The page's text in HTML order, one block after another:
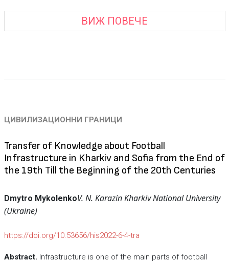
ВИЖ ПОВЕЧЕ
ЦИВИЛИЗАЦИОННИ ГРАНИЦИ
Transfer of Knowledge about Football
Infrastructure in Kharkiv and Sofia from the End of
the 19th Till the Beginning of the 20th Centuries
Dmytro MykolenkoV. N. Karazin Kharkiv National University
(Ukraine)
https://doi.org/10.53656/his2022-6-4-tra
Abstract. Infrastructure is one of the main parts of football